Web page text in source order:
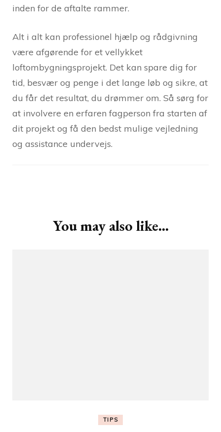
inden for de aftalte rammer.
Alt i alt kan professionel hjælp og rådgivning
være afgørende for et vellykket
loftombygningsprojekt. Det kan spare dig for
tid, besvær og penge i det lange løb og sikre, at
du får det resultat, du drømmer om. Så sørg for
at involvere en erfaren fagperson fra starten af
dit projekt og få den bedst mulige vejledning
og assistance undervejs.
You may also like...
TIPS